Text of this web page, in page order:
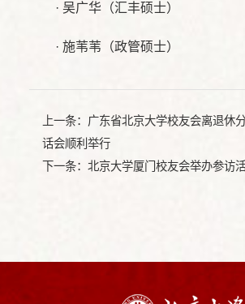
· 吴广华（汇丰硕士）
· 施苇苇（政管硕士）
上一条： 广东省北京大学校友会离退休
话会顺利举行
下一条： 北京大学厦门校友会举办参访